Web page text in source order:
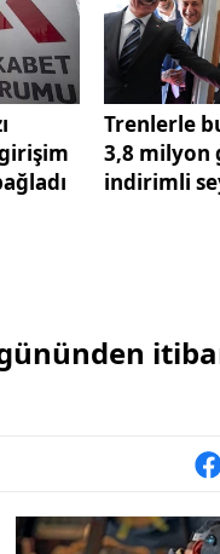
Trenlerle
3,8 milyon
indirimli